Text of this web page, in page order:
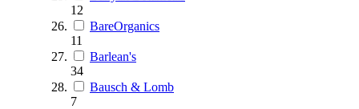
12
BareOrganics
11
Barlean's
34
Bausch & Lomb
7